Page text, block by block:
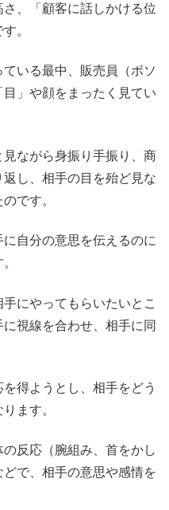
、「顧客に話しかける位
。
いる最中、販売員（ボソ
」や顔をまったく見てい
ながら身振り手振り、商
し、相手の目を殆ど見な
です。
自分の意思を伝えるのに
にやってもらいたいとこ
視線を合わせ、相手に同
得ようとし、相手をどう
ます。
反応（腕組み、首をかし
で、相手の意思や感情を